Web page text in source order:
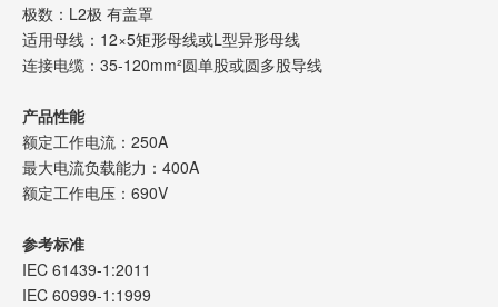
极数：L2极 有盖罩
适用母线： 12×5矩形母线或L型异形母线
连接电缆：35-120mm²圆单股或圆多股导线
产品性能
额定工作电流：250A
最大电流负载能力：400A
额定工作电压：690V
参考标准
IEC 61439-1:2011
IEC 60999-1:1999